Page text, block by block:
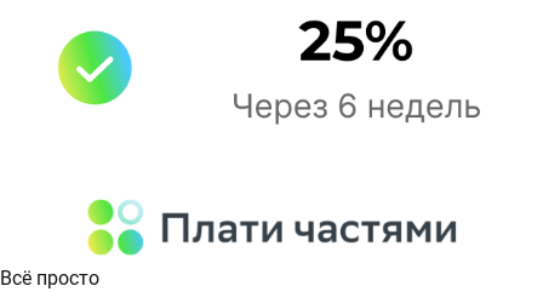
Всё просто